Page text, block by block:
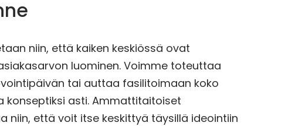
niin, että kaiken keskiössä ovat
luominen. Voimme toteuttaa
tai auttaa fasilitoimaan koko
konseptiksi asti. Ammattitaitoiset
niin, että voit itse keskittyä täysillä ideointiin